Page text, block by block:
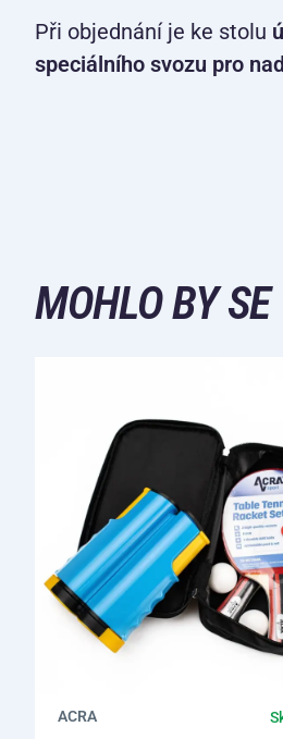
Při objednání je ke stolu
speciálního svozu pro
MOHLO BY
ACRA